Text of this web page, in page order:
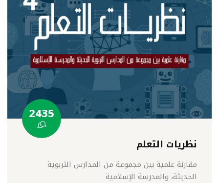
2435
نظريات التعلم
مقارنة علمية بين مجموعة من المدارس التربوية
الحديثة، والمدرسة الإسلامية